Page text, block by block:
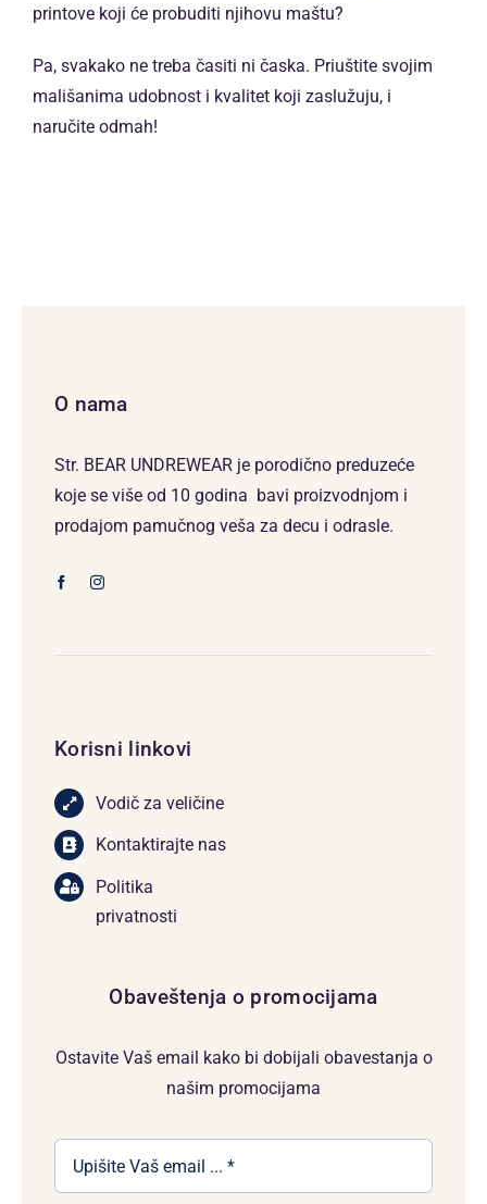
printove koji će probuditi njihovu maštu?
Pa, svakako ne treba časiti ni časka. Priuštite svojim
mališanima udobnost i kvalitet koji zaslužuju, i
naručite odmah!
O nama
Str. BEAR UNDREWEAR je porodično preduzeće
koje se više od 10 godina bavi proizvodnjom i
prodajom pamučnog veša za decu i odrasle.
Korisni linkovi
Vodič za veličine
Kontaktirajte nas
Politika
privatnosti
Obaveštenja o promocijama
Ostavite Vaš email kako bi dobijali obavestanja o
našim promocijama